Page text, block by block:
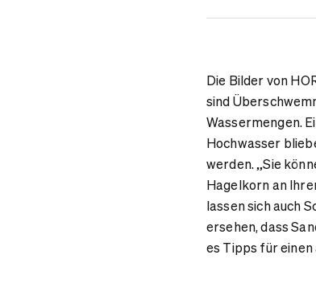
Die Bilder von
sind
Wassermengen.
Hochwasser
werden. „Sie
Hagelkorn an
lassen sich auch
ersehen, dass
es Tipps für